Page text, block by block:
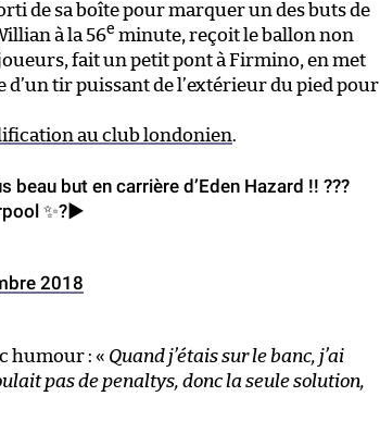
de sa boîte pour marquer un des buts de
à la 56e minute, reçoit le ballon non
fait un petit pont à Firmino, en met
tir puissant de l’extérieur du pied pour
au club londonien.
beau but en carrière d’Eden Hazard !! ???
✨?▶️
2018
humour : « Quand j’étais sur le banc, j’ai
pas de penaltys, donc la seule solution,